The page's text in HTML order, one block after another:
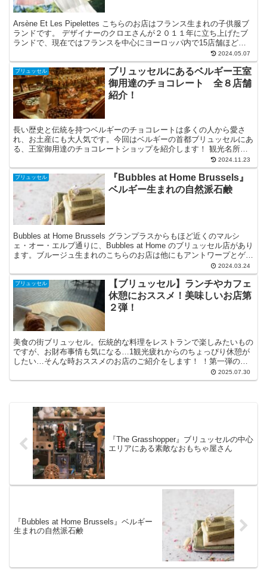
Arsène Et Les Pipelettes こちらのお店はフランス生まれの子供服ブ
ランドです。 デザイナーのクロエさんが２０１１年に立ち上げたブ
ランドで、現在ではフランスを中心にヨーロッパ内で15店舗ほど販
2024.05.07
ブリュッセル
ブリュッセルにあるベルギー王室
御用達のチョコレート 全８店舗
紹介！
長い歴史と伝統を持つベルギーのチョコレートは多くの人から愛さ
れ、お土産にも大人気です。今回はベルギーの首都ブリュッセルにあ
る、王室御用達のチョコレートショップを紹介します！ 観光名所の
グランプラスやギャルリーサンチュベール、サブロン広場にお店が集
中しているので、アクセスも抜群です。
2024.11.23
ブリュッセル
『Bubbles at Home Brussels』
ベルギー生まれの自然派石鹸
Bubbles at Home Brussels グランプラスからもほど近くのマルシ
ェ・オー・エルブ通りに、Bubbles at Home のブリュッセル店があり
ます。ブルージュ生まれのこちらのお店は他にもアントワープとゲン
2024.03.24
ブリュッセル
【ブリュッセル】ランチやカフェ
休憩におススメ！美味しいお店第
２弾！
美食の街ブリュッセル。伝統的な料理をレストランで楽しみたいもの
ですが、お財布事情も気になる…1観光疲れからのちょっぴり休憩が
したい…そんな時おススメのお店のご紹介をします！ ！第一弾の記
2025.07.30
『The Grasshopper』ブリュッセルの中心
エリアにある素敵なおもちゃ屋さん
『Bubbles at Home Brussels』ベルギー
生まれの自然派石鹸